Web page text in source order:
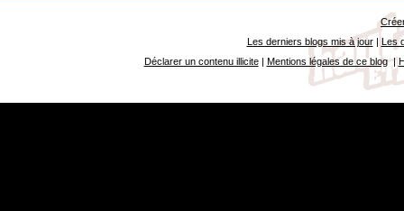
Les derniers blogs mis à jour| Les
Déclarer un contenu illicite| Mentions légales de ce blog|